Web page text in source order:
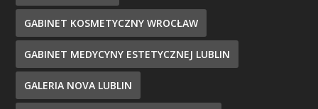
GABINET KOSMETYCZNY WROCŁAW
GABINET MEDYCYNY ESTETYCZNEJ LUBLIN
GALERIA NOVA LUBLIN